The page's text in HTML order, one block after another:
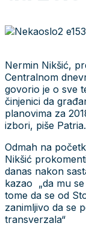
Nermin Nikšić,
Centralnom
govorio je o sve
činjenici da
planovima za
izbori, piše Patria.
Odmah na
Nikšić
danas nakon
kazao „da mu
tome da se od
zanimljivo da se
transverzala“